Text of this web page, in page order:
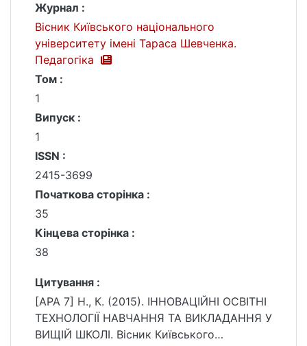
Журнал :
Вісник Київського національного
університету імені Тараса Шевченка.
Педагогіка
Том :
1
Випуск :
1
ISSN :
2415-3699
Початкова сторінка :
35
Кінцева сторінка :
38
Цитування :
[APA 7] Н., К. (2015). ІННОВАЦІЙНІ ОСВІТНІ
ТЕХНОЛОГІЇ НАВЧАННЯ ТА ВИКЛАДАННЯ У
ВИЩІЙ ШКОЛІ. Вісник Київського